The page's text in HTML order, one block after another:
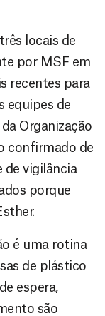
locais de
por MSF em
recentes para
equipes de
Organização
confirmado de
de vigilância
porque
é uma rotina
de plástico
espera,
são